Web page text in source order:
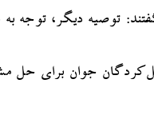
توصیه دیگر، توجه
جوان برای حل